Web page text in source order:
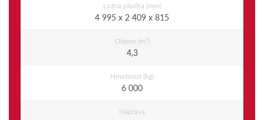
Ložná plocha (mm)
4 995 x 2 409 x 815
Objem (m³)
4,3
Hmotnost (kg)
6 000
Náprava